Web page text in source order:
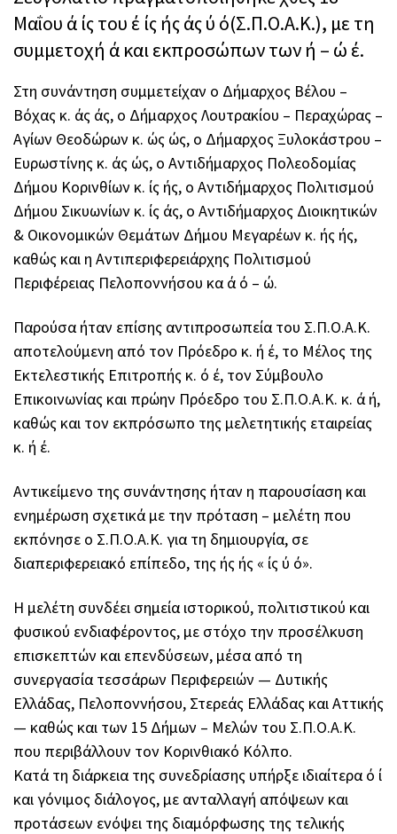
Μαΐου ά ίς του έ ίς ής άς ύ ό(Σ.Π.Ο.Α.Κ.), με τη
συμμετοχή ά και εκπροσώπων των ή – ώ έ.
Στη συνάντηση συμμετείχαν ο Δήμαρχος Βέλου –
Βόχας κ. άς άς, ο Δήμαρχος Λουτρακίου – Περαχώρας –
Αγίων Θεοδώρων κ. ώς ώς, ο Δήμαρχος Ξυλοκάστρου –
Ευρωστίνης κ. άς ώς, ο Αντιδήμαρχος Πολεοδομίας
Δήμου Κορινθίων κ. ίς ής, ο Αντιδήμαρχος Πολιτισμού
Δήμου Σικυωνίων κ. ίς άς, ο Αντιδήμαρχος Διοικητικών
& Οικονομικών Θεμάτων Δήμου Μεγαρέων κ. ής ής,
καθώς και η Αντιπεριφερειάρχης Πολιτισμού
Περιφέρειας Πελοποννήσου κα ά ό – ώ.
Παρούσα ήταν επίσης αντιπροσωπεία του Σ.Π.Ο.Α.Κ.
αποτελούμενη από τον Πρόεδρο κ. ή έ, το Μέλος της
Εκτελεστικής Επιτροπής κ. ό έ, τον Σύμβουλο
Επικοινωνίας και πρώην Πρόεδρο του Σ.Π.Ο.Α.Κ. κ. ά ή,
καθώς και τον εκπρόσωπο της μελετητικής εταιρείας
κ. ή έ.
Αντικείμενο της συνάντησης ήταν η παρουσίαση και
ενημέρωση σχετικά με την πρόταση – μελέτη που
εκπόνησε ο Σ.Π.Ο.Α.Κ. για τη δημιουργία, σε
διαπεριφερειακό επίπεδο, της ής ής « ίς ύ ό».
Η μελέτη συνδέει σημεία ιστορικού, πολιτιστικού και
φυσικού ενδιαφέροντος, με στόχο την προσέλκυση
επισκεπτών και επενδύσεων, μέσα από τη
συνεργασία τεσσάρων Περιφερειών — Δυτικής
Ελλάδας, Πελοποννήσου, Στερεάς Ελλάδας και Αττικής
— καθώς και των 15 Δήμων – Μελών του Σ.Π.Ο.Α.Κ.
που περιβάλλουν τον Κορινθιακό Κόλπο.
Κατά τη διάρκεια της συνεδρίασης υπήρξε ιδιαίτερα ό ί
και γόνιμος διάλογος, με ανταλλαγή απόψεων και
προτάσεων ενόψει της διαμόρφωσης της τελικής